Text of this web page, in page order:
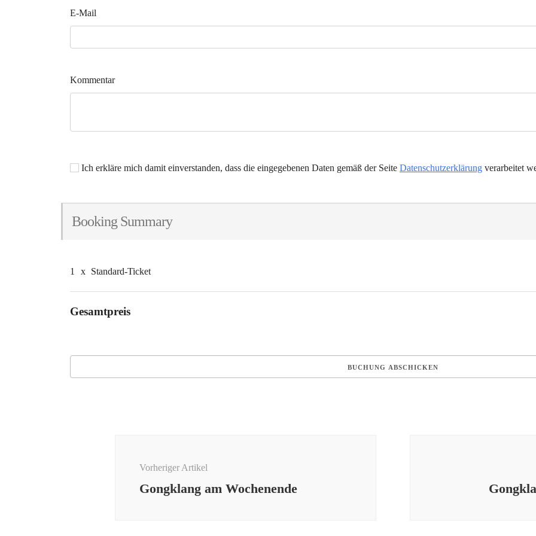
E-Mail
Kommentar
Ich erkläre mich damit einverstanden, dass die eingegebenen Daten gemäß der Seite Datenschutzerklärung verarbeitet
Booking Summary
1 x Standard-Ticket
Gesamtpreis
Vorheriger Artikel
Gongklang am Wochenende